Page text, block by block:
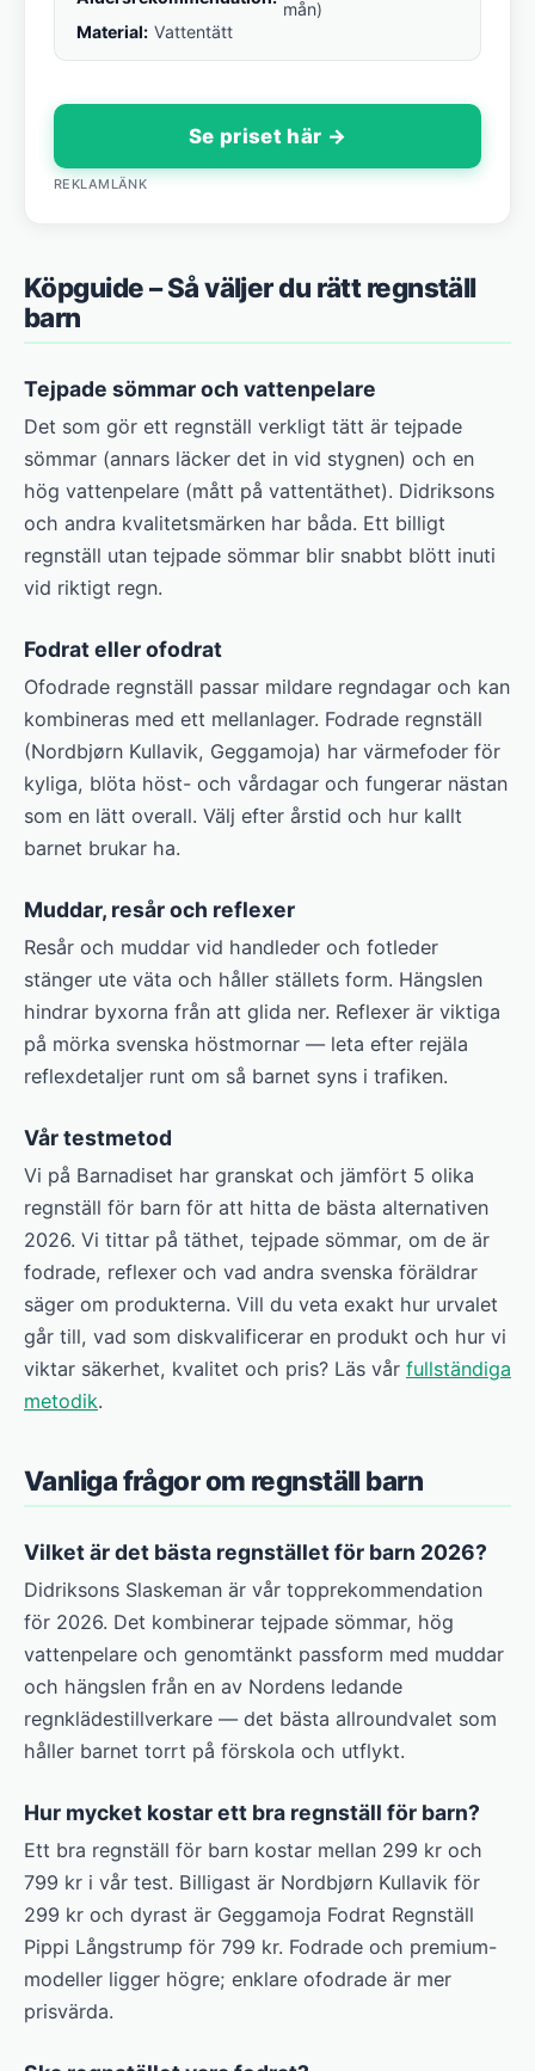
mån)
Material: Vattentätt
Se priset här →
REKLAMLÄNK
Köpguide – Så väljer du rätt regnställ
barn
Tejpade sömmar och vattenpelare
Det som gör ett regnställ verkligt tätt är tejpade
sömmar (annars läcker det in vid stygnen) och en
hög vattenpelare (mått på vattentäthet). Didriksons
och andra kvalitetsmärken har båda. Ett billigt
regnställ utan tejpade sömmar blir snabbt blött inuti
vid riktigt regn.
Fodrat eller ofodrat
Ofodrade regnställ passar mildare regndagar och kan
kombineras med ett mellanlager. Fodrade regnställ
(Nordbjørn Kullavik, Geggamoja) har värmefoder för
kyliga, blöta höst- och vårdagar och fungerar nästan
som en lätt overall. Välj efter årstid och hur kallt
barnet brukar ha.
Muddar, resår och reflexer
Resår och muddar vid handleder och fotleder
stänger ute väta och håller ställets form. Hängslen
hindrar byxorna från att glida ner. Reflexer är viktiga
på mörka svenska höstmornar — leta efter rejäla
reflexdetaljer runt om så barnet syns i trafiken.
Vår testmetod
Vi på Barnadiset har granskat och jämfört 5 olika
regnställ för barn för att hitta de bästa alternativen
2026. Vi tittar på täthet, tejpade sömmar, om de är
fodrade, reflexer och vad andra svenska föräldrar
säger om produkterna. Vill du veta exakt hur urvalet
går till, vad som diskvalificerar en produkt och hur vi
viktar säkerhet, kvalitet och pris? Läs vår fullständiga
metodik.
Vanliga frågor om regnställ barn
Vilket är det bästa regnstället för barn 2026?
Didriksons Slaskeman är vår topprekommendation
för 2026. Det kombinerar tejpade sömmar, hög
vattenpelare och genomtänkt passform med muddar
och hängslen från en av Nordens ledande
regnklädestillverkare — det bästa allroundvalet som
håller barnet torrt på förskola och utflykt.
Hur mycket kostar ett bra regnställ för barn?
Ett bra regnställ för barn kostar mellan 299 kr och
799 kr i vår test. Billigast är Nordbjørn Kullavik för
299 kr och dyrast är Geggamoja Fodrat Regnställ
Pippi Långstrump för 799 kr. Fodrade och premium-
modeller ligger högre; enklare ofodrade är mer
prisvärda.